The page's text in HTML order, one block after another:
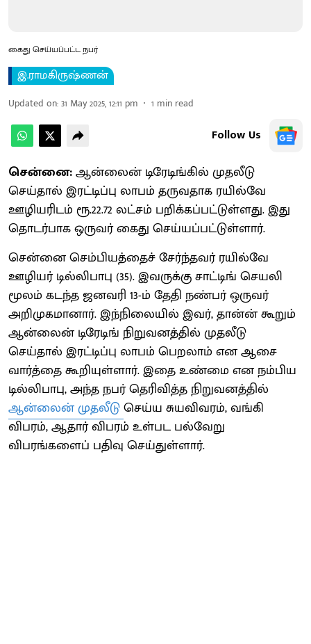
கைது செய்யப்பட்ட நபர்
இ.ராமகிருஷ்ணன்
Updated on:31 May 2025, 12:11 pm 1 min read
Follow Us
சென்னை:ஆன்லைன் டிரேடிங்கில் முதலீடு
செய்தால் இரட்டிப்பு லாபம் தருவதாக ரயில்வே
ஊழியரிடம் ரூ.22.72 லட்சம் பறிக்கப்பட்டுள்ளது. இது
தொடர்பாக ஒருவர் கைது செய்யப்பட்டுள்ளார்.
சென்னை செம்பியத்தைச் சேர்ந்தவர் ரயில்வே
ஊழியர் டில்லிபாபு (35). இவருக்கு சாட்டிங் செயலி
மூலம் கடந்த ஜனவரி 13-ம் தேதி நண்பர் ஒருவர்
அறிமுகமானார். இந்நிலையில் இவர், தான்ன் கூறும்
ஆன்லைன் டிரேடிங் நிறுவனத்தில் முதலீடு
செய்தால் இரட்டிப்பு லாபம் பெறலாம் என ஆசை
வார்த்தை கூறியுள்ளார். இதை உண்மை என நம்பிய
டில்லிபாபு, அந்த நபர் தெரிவித்த நிறுவனத்தில்
ஆன்லைன் முதலீடுசெய்ய சுயவிவரம், வங்கி
விபரம், ஆதார் விபரம் உள்பட பல்வேறு
விபரங்களைப் பதிவு செய்துள்ளார்.